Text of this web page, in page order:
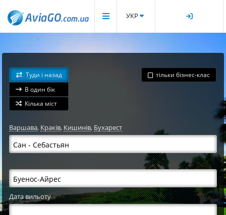
УКР
Туди і назад
В один бік
Кілька міст
тільки бізнес-клас
Варшава, Краків,Кишинів,Бухарест
Дата вильоту